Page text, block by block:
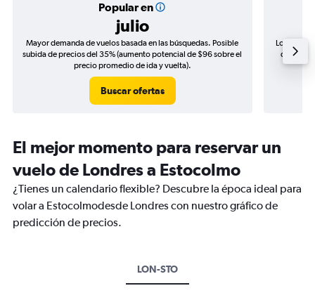
Popular en
julio
Mayor demanda de vuelos basada en las búsquedas. Posible
subida de precios del 35% (aumento potencial de $96 sobre el
precio promedio de ida y vuelta).
Buscar ofertas
Los
de
El mejor momento para reservar un
vuelo de Londres a Estocolmo
¿Tienes un calendario flexible? Descubre la época ideal para
volar a Estocolmodesde Londres con nuestro gráfico de
predicción de precios.
LON-STO